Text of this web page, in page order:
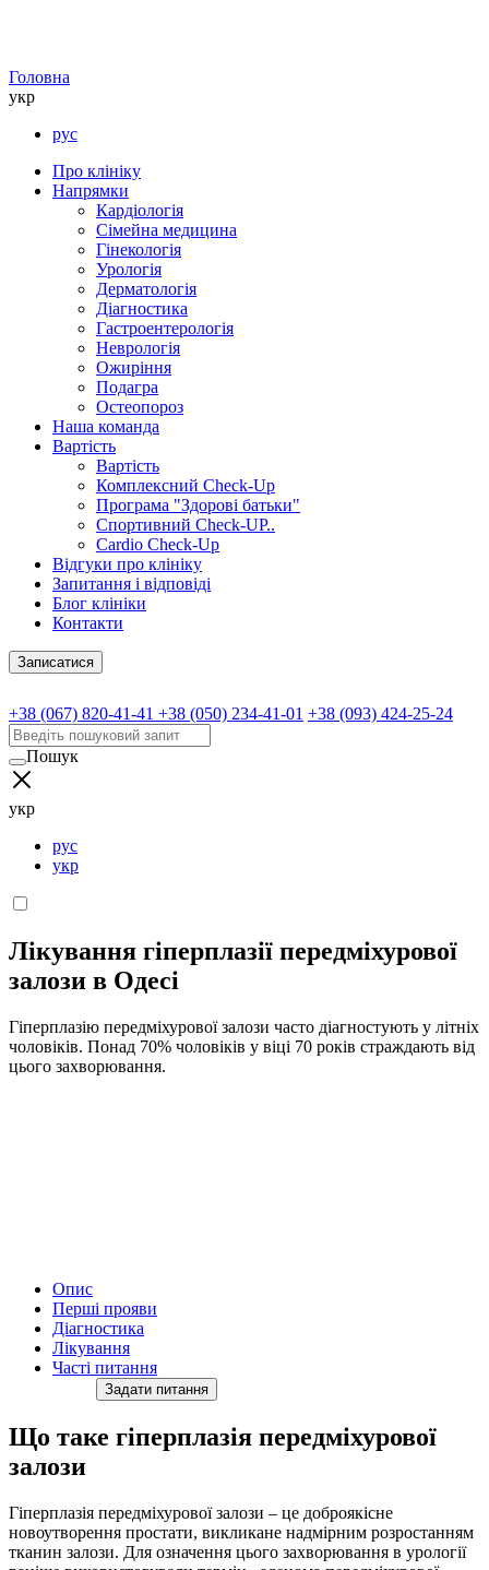
Головна
укр
рус
Про клініку
Напрямки
Кардіологія
Сімейна медицина
Гінекологія
Урологія
Дерматологія
Діагностика
Гастроентерологія
Неврологія
Ожиріння
Подагра
Остеопороз
Наша команда
Вартість
Вартість
Комплексний Check-Up
Програма "Здорові батьки"
Спортивний Check-UP..
Cardio Check-Up
Відгуки про клініку
Запитання і відповіді
Блог клініки
Контакти
Записатися
+38 (067) 820-41-41 +38 (050) 234-41-01 +38 (093) 424-25-24
Пошук
укр
рус
укр
Лікування гіперплазії передміхурової
залози в Одесі
Гіперплазію передміхурової залози часто діагностують у літніх
чоловіків. Понад 70% чоловіків у віці 70 років страждають від
цього захворювання.
Опис
Перші прояви
Діагностика
Лікування
Часті питання
Задати питання
Що таке гіперплазія передміхурової
залози
Гіперплазія передміхурової залози – це доброякісне
новоутворення простати, викликане надмірним розростанням
тканин залози. Для означення цього захворювання в урології